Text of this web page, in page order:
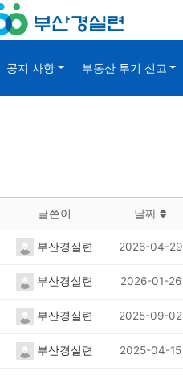
공지 사항 부동산 투기 신고
글쓴이 날짜
부산경실련 2026-04-29
부산경실련 2026-01-26
부산경실련 2025-09-02
부산경실련 2025-04-15